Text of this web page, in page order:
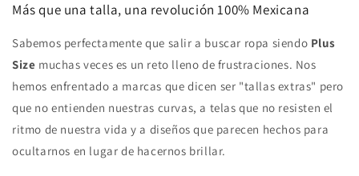
Más que una talla, una revolución 100% Mexicana
Sabemos perfectamente que salir a buscar ropa siendo Plus
Size muchas veces es un reto lleno de frustraciones. Nos
hemos enfrentado a marcas que dicen ser "tallas extras" pero
que no entienden nuestras curvas, a telas que no resisten el
ritmo de nuestra vida y a diseños que parecen hechos para
ocultarnos en lugar de hacernos brillar.